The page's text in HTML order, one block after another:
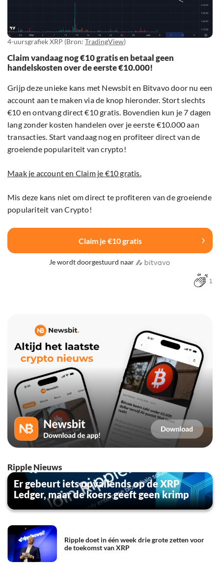
4-uursgrafiek XRP (Bron: TradingView)
Claim vandaag nog €10 gratis en betaal geen
handelskosten over de eerste €10.000!
Grijp deze unieke kans met Newsbit en Bitvavo door nu een
account aan te maken via de knop hieronder. Stort slechts
€10 en ontvang direct €10 gratis. Bovendien kun je 7 dagen
lang zonder kosten handelen over je eerste €10.000 aan
transacties. Start vandaag nog en profiteer direct van de
groeiende populariteit van crypto!
Maak je account en Claim je €10 gratis.
Mis deze kans niet om direct te profiteren van de groeiende
populariteit van Crypto!
Claim je €10 gratis
Je wordt doorgestuurd naar
1
Ripple Nieuws
Er gebeurt iets opvallends op de XRP
Ledger, maar de koers geeft geen krimp
Ripple doet in één week drie grote zetten voor
de toekomst van XRP